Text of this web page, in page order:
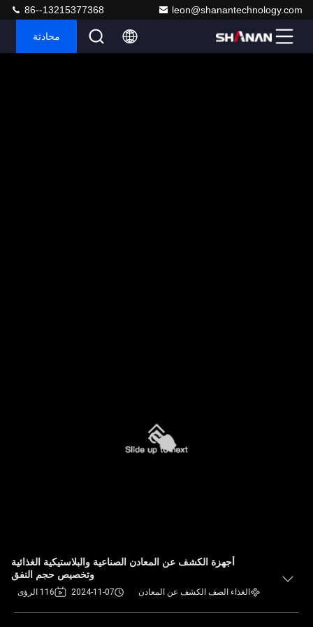
leon@shanantechnology.com
86--13215377368
محادثة
أجهزة الكشف عن المعادن الصناعية والبلاستيكية الغذائية
وتخصيص حجم النفق
الغذاء الصف الكشف عن المعادن 2024-11-07 116 الرؤى